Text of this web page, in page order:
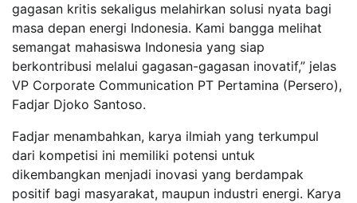
gagasan kritis sekaligus melahirkan solusi nyata bagi
masa depan energi Indonesia. Kami bangga melihat
semangat mahasiswa Indonesia yang siap
berkontribusi melalui gagasan-gagasan inovatif,” jelas
VP Corporate Communication PT Pertamina (Persero),
Fadjar Djoko Santoso.
Fadjar menambahkan, karya ilmiah yang terkumpul
dari kompetisi ini memiliki potensi untuk
dikembangkan menjadi inovasi yang berdampak
positif bagi masyarakat, maupun industri energi. Karya